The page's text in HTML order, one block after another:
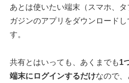
あとは使いたい端末（スマホ、
ガジンのアプリをダウンロード
す。
共有とはいっても、あくまでも1
端末にログインするだけなので、